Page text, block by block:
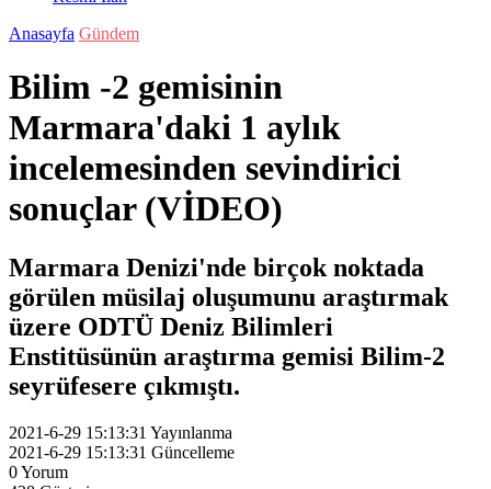
Anasayfa Gündem
Bilim -2 gemisinin
Marmara'daki 1 aylık
incelemesinden sevindirici
sonuçlar (VİDEO)
Marmara Denizi'nde birçok noktada
görülen müsilaj oluşumunu araştırmak
üzere ODTÜ Deniz Bilimleri
Enstitüsünün araştırma gemisi Bilim-2
seyrüfesere çıkmıştı.
2021-6-29 15:13:31 Yayınlanma
2021-6-29 15:13:31 Güncelleme
0Yorum